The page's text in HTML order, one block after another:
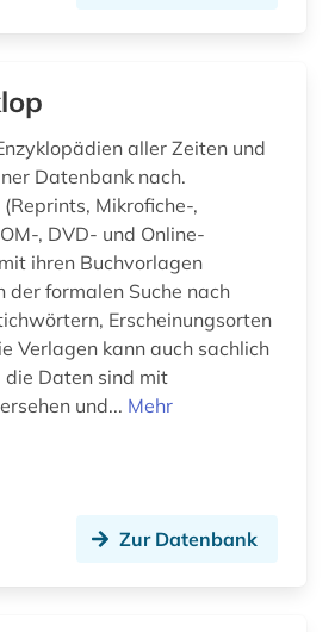
kanton freiburg (1)
aller Zeiten und
Datenbank nach.
Mikrofiche-,
, DVD- und Online-
ihren Buchvorlagen
der formalen Suche nach
Verlagen kann auch sachlich
Daten sind mit
und... Mehr
Zur Datenbank